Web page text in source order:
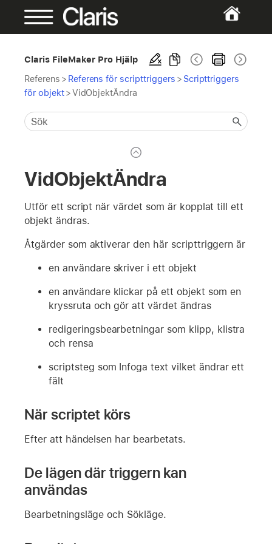
Claris FileMaker Pro Hjälp
Referens > Referens för scripttriggers > Scripttriggers
för objekt>VidObjektÄndra
VidObjektÄndra
Utför ett script när värdet som är kopplat till ett
objekt ändras.
Åtgärder som aktiverar den här scripttriggern är
en användare skriver i ett objekt
en användare klickar på ett objekt som en
kryssruta och gör att värdet ändras
redigeringsbearbetningar som klipp, klistra
och rensa
scriptsteg som Infoga text vilket ändrar ett
fält
När scriptet körs
Efter att händelsen har bearbetats.
De lägen där triggern kan
användas
Bearbetningsläge och Sökläge.